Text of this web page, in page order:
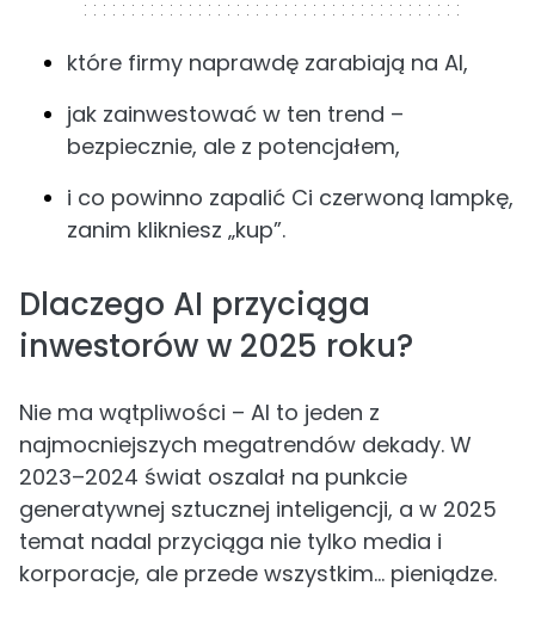
które firmy naprawdę zarabiają na AI,
jak zainwestować w ten trend –
bezpiecznie, ale z potencjałem,
i co powinno zapalić Ci czerwoną lampkę,
zanim klikniesz „kup”.
Dlaczego AI przyciąga
inwestorów w 2025 roku?
Nie ma wątpliwości – AI to jeden z
najmocniejszych megatrendów dekady. W
2023–2024 świat oszalał na punkcie
generatywnej sztucznej inteligencji, a w 2025
temat nadal przyciąga nie tylko media i
korporacje, ale przede wszystkim… pieniądze.